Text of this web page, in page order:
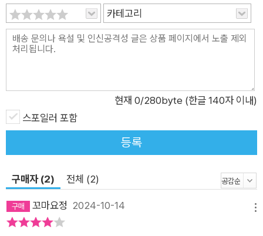
던 그가 경찰이 찾아가기도 전에 사라지고, 설상가상으로 수배하
기도 전에 그의 이름이 미디어에 새어나간다. 소셜미디어가 북새
통을 이루고 난민 통합 정책과 법체계를 비난하는 목소리가 높아
다른 곳으로 달아난다. 남편과 힘들게 인공수정으로 낳은 유일한
아이 라리사(리시)를 잃은 안네는 도무지 갈피를 잡을 수 없다.
경찰이 찾아와 죽은 딸에 대해 이것저것 질문하지만 제대로 답할
수 있는 것이 거의 없다. 딸과 무척 가까운 엄마였다고 생각했는
지와 이웃들이 찾아와 위로를 건네고 음식을 만들지만, 안네는 혼
게 말하고 행동해야 할까? 이제까지 리시를 중심으로 삶을 함께
꾸려온 남편 외르크와 계속 사는 게 의미 있을까? 남편에겐 전 애
카테고리
현재 0/280byte (한글 140자 이내)
스포일러 포함
등록
구매자 (2) 전체 (2)
꼬마요정 2024-10-14